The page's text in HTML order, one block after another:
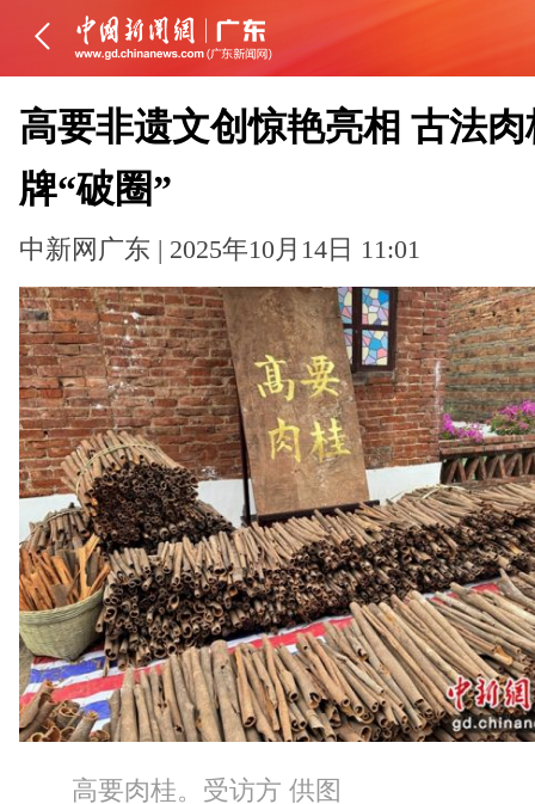
高要非遗文创惊艳亮相 古法
牌“破圈”
中新网广东 | 2025年10月14日 11:01
高要肉桂。受访方 供图